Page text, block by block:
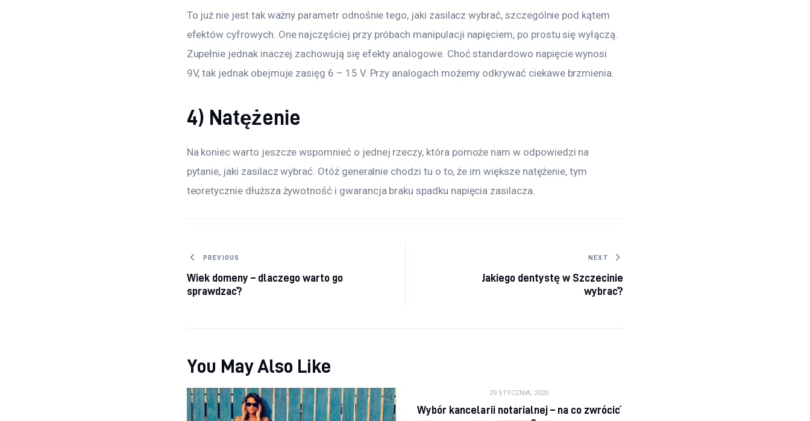
To już nie jest tak ważny parametr odnośnie tego, jaki zasilacz wybrać, szczególnie pod kątem
efektów cyfrowych. One najczęściej przy próbach manipulacji napięciem, po prostu się wyłączą.
Zupełnie jednak inaczej zachowują się efekty analogowe. Choć standardowo napięcie wynosi
9V, tak jednak obejmuje zasięg 6 – 15 V. Przy analogach możemy odkrywać ciekawe brzmienia.
4) Natężenie
Na koniec warto jeszcze wspomnieć o jednej rzeczy, która pomoże nam w odpowiedzi na
pytanie, jaki zasilacz wybrać. Otóż generalnie chodzi tu o to, że im większe natężenie, tym
teoretycznie dłuższa żywotność i gwarancja braku spadku napięcia zasilacza.
Nawigacja wpisu
PREVIOUS
Wiek domeny – dlaczego warto go
sprawdzać?
NEXT
Jakiego dentystę w Szczecinie
wybrać?
You May Also Like
29 STYCZNIA, 2020
Wybór kancelarii notarialnej – na co zwrócić